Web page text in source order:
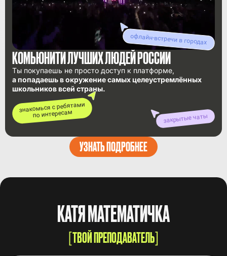
УЗНАТЬ ПОДРОБНЕЕ
КОМЬЮНИТИ ЛУЧШИХ ЛЮДЕЙ РОССИИ
Ты покупаешь не просто доступ к платформе,
а попадаешь в окружение самых целеустремлённых
школьников всей страны.
офлайн-встречи в городах
знакомься с ребятами
по интересам закрытые чаты
КАТЯ МАТЕМАТИЧКА
ТВОЙ ПРЕПОДАВАТЕЛЬ